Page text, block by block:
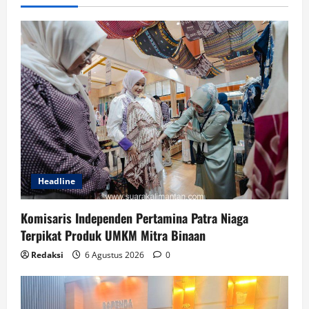
Headline
Komisaris Independen Pertamina Patra Niaga
Terpikat Produk UMKM Mitra Binaan
Redaksi 6 Agustus 2026 0